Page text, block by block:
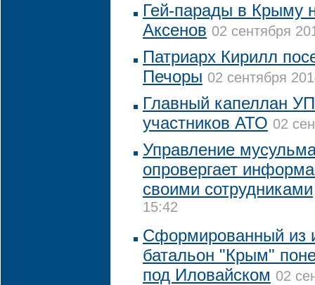
Гей-парады в Крыму
Аксенов 02 сентября
Патриарх Кирилл
Печоры 02 сентября
Главный капеллан
участников АТО 02
Управление
опровергает
своими сотрудниками
15:42
Сформированный из
батальон "Крым"
под Иловайском 02